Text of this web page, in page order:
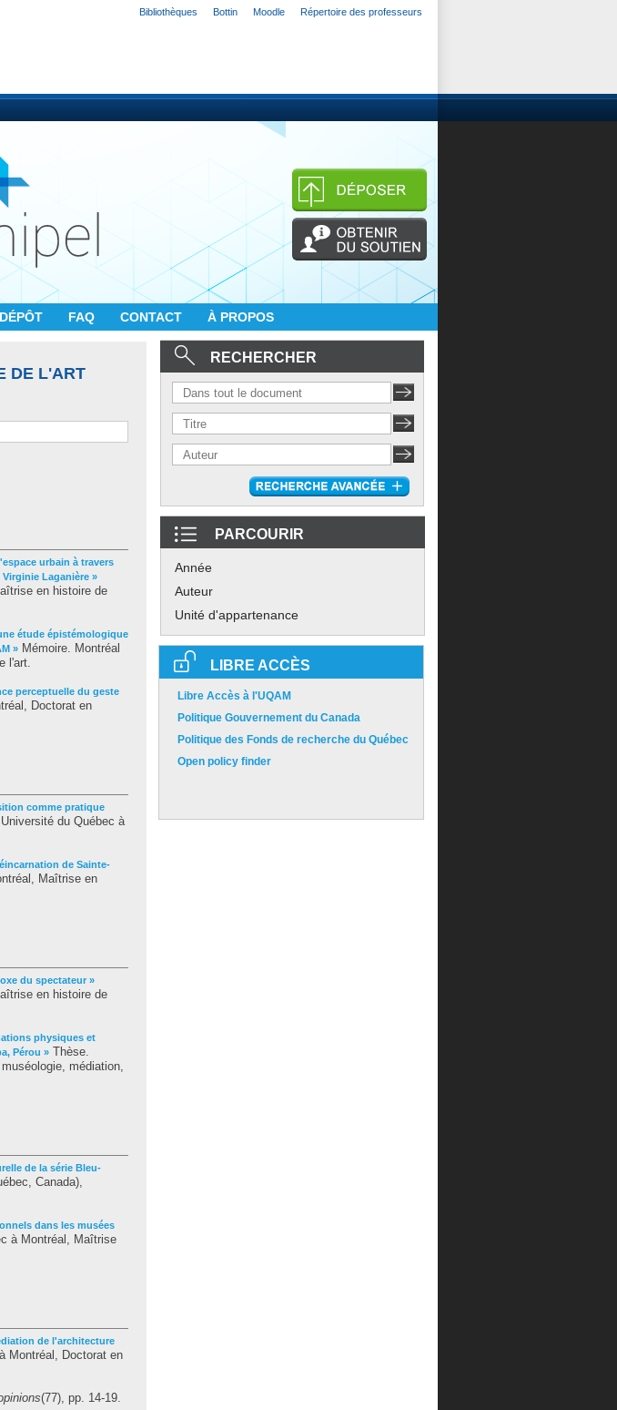
Bibliothèques Bottin Moodle Répertoire des professeurs
FAQ CONTACT À PROPOS
DE L'ART
urbain à travers
Laganière »
en histoire de
étude épistémologique
» Mémoire. Montréal
l'art.
perceptuelle du geste
Doctorat en
comme pratique
du Québec à
de Sainte-
Maîtrise en
du spectateur »
en histoire de
physiques et
Pérou » Thèse.
médiation,
de la série Bleu-
Canada),
dans les musées
à Montréal, Maîtrise
de l'architecture
Montréal, Doctorat en
(77), pp. 14-19.
RECHERCHER
PARCOURIR
Année
Auteur
Unité d'appartenance
LIBRE ACCÈS
Libre Accès à l'UQAM
Politique Gouvernement du Canada
Politique des Fonds de recherche du Québec
Open policy finder